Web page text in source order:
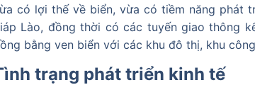
có lợi thế về biển, vừa có tiềm năng phát
Lào, đồng thời có các tuyến giao thông
bằng ven biển với các khu đô thị, khu
trạng phát triển kinh tế